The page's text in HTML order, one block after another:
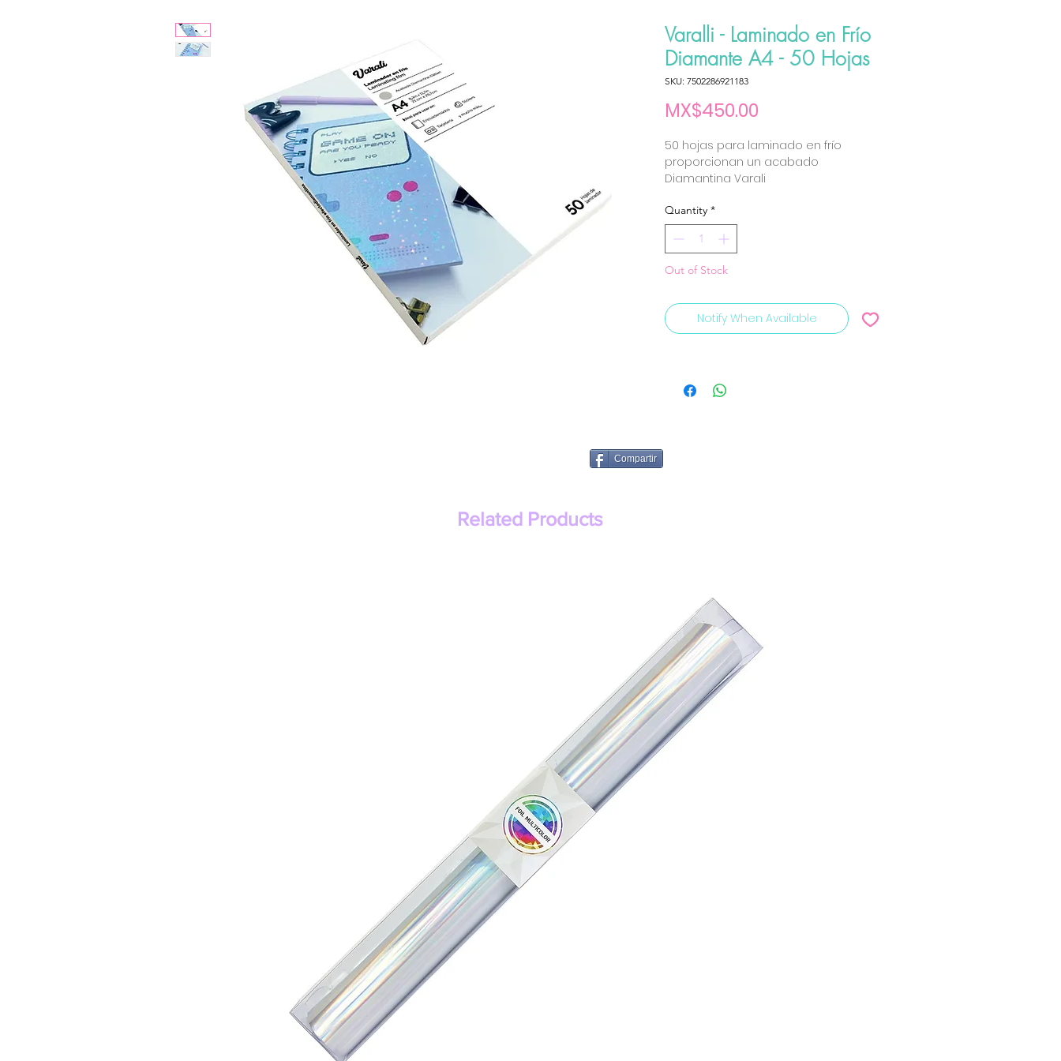
Varalli - Laminado en Frío
Diamante A4 - 50 Hojas
SKU: 7502286921183
MX$450.00
50 hojas para laminado en frío
proporcionan un acabado
Diamantina Varali
Quantity *
Out of Stock
Notify When Available
Compartir
Related Products